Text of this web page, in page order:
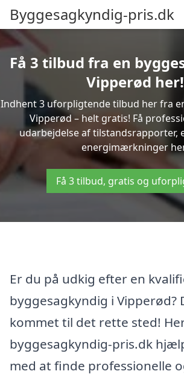
Byggesagkyndig-pris.dk
Få 3 tilbud fra en
Vipperød her!
Indhent 3 uforpligtende tilbud her fra
Vipperød – helt gratis! Få
udarbejdelse af tilstandsrapporter,
energimærkninger
Få 3 tilbud, gratis og
Er du på udkig efter en
byggesagkyndig i Vipperød?
kommet til det rette sted!
byggesagkyndig-pris.dk
med at finde professionelle